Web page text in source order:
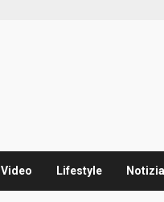
Video Lifestyle